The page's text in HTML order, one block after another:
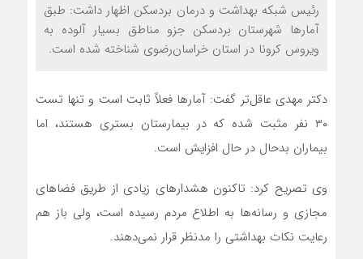
رئیس شبکه بهداشت و درمان بردسکن اظهار داشت: طبق
آمارها شهرستان بردسکن جزو مناطق بسیار آلوده به
ویروس کرونا در استان خراسان‌رضوی شناخته شده است.
دکتر مهدی عاقل‌تر گفت: آمارها فعلاً ثابت است و تنها تست
۳۰ نفر مثبت شده که در بیمارستان بستری هستند، اما
بیماران بدحال در حال افزایش است.
وی تصریح کرد: تاکنون هشدارهای زیادی از طریق فضاهای
مجازی و رسانه‌ها به اطلاع مردم رسیده است، ولی باز هم
رعایت نکات بهداشتی را مدنظر قرار نمی‌دهند.